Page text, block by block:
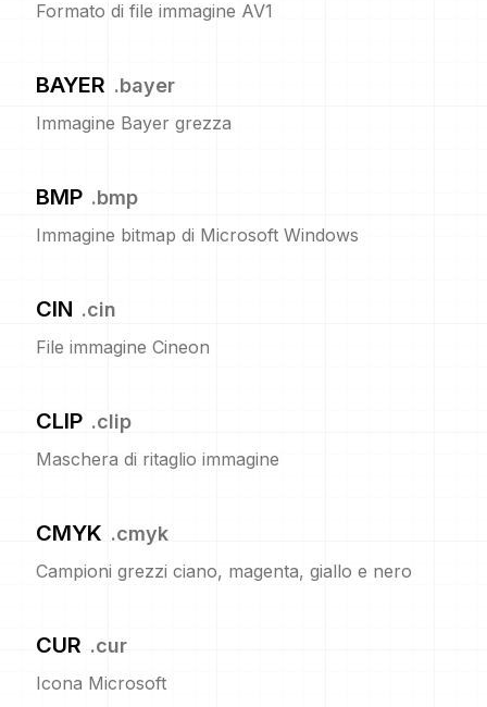
Formato di file immagine AV1
BAYER .bayer
Immagine Bayer grezza
BMP .bmp
Immagine bitmap di Microsoft Windows
CIN .cin
File immagine Cineon
CLIP .clip
Maschera di ritaglio immagine
CMYK .cmyk
Campioni grezzi ciano, magenta, giallo e nero
CUR .cur
Icona Microsoft